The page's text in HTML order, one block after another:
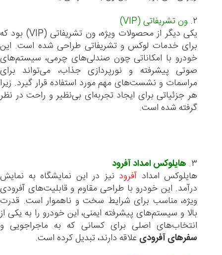
ون تشریفاتی (VIP)
یکی دیگر از محصولات ویژه، ون تشریفاتی (VIP) بود که
برای خدمات لوکس و تشریفاتی طراحی شده است. این
خودرو با امکاناتی چون صندلی‌های چرمی، سیستم‌های
صوتی پیشرفته و نورپردازی جذاب، می‌تواند برای
مراسمات و نشست‌های مهم مورد استفاده قرار گیرد. زیرا
هر جزئیاتی برای ایجاد تجربه‌ای بی‌نظیر و راحت در نظر
گرفته شده است.
هایلوکس امداد آفرود
هایلوکس امدادآفرودنیز در این نمایشگاه به نمایش
درآمد. این خودرو با طراحی مقاوم و قابلیت‌های آفرودی
ویژه، مناسب برای شرایط سخت و ناهموار است. قدرت
بالا و سیستم‌های پیشرفته ایمنی، این خودرو را به یکی از
انتخاب‌های اصلی برای کسانی که به ماجراجویی و
سفرهای آفرودیعلاقه دارند، تبدیل کرده است.